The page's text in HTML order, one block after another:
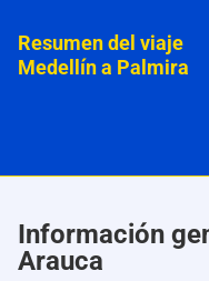
Resumen del viaje
Medellín a Palmira
Información
Arauca